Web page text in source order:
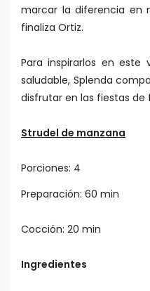
marcar la diferencia en
finaliza Ortiz.
Para inspirarlos en este
saludable, Splenda
disfrutar en las fiestas de
Strudel de manzana
Porciones: 4
Preparación: 60 min
Cocción: 20 min
Ingredientes